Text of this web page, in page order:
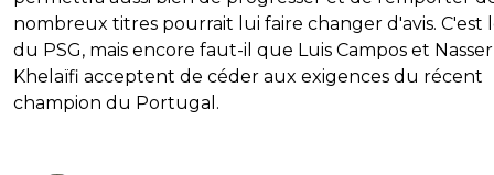
nombreux titres pourrait lui faire changer d'avis. C'est
du PSG, mais encore faut-il que Luis Campos et
Khelaïfi acceptent de céder aux exigences du récent
champion du Portugal.